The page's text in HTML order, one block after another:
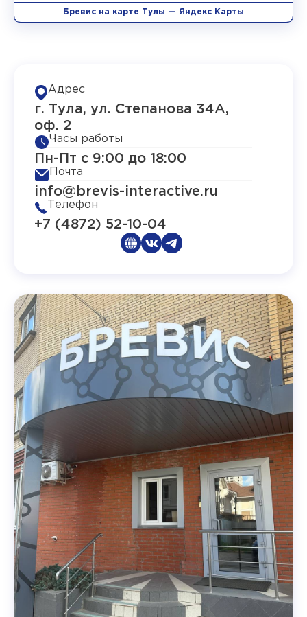
Бревис на карте Тулы — Яндекс Карты
Адрес
г. Тула, ул. Степанова 34А,
оф. 2
Часы работы
Пн-Пт с 9:00 до 18:00
Почта
info@brevis-interactive.ru
Телефон
+7 (4872) 52-10-04